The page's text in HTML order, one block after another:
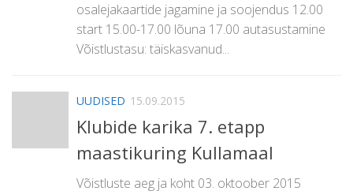
osalejakaartide jagamine ja soojendus 12.00
start 15.00-17.00 lõuna 17.00 autasustamine
Võistlustasu: täiskasvanud...
UUDISED 15.09.2015
Klubide karika 7. etapp
maastikuring Kullamaal
Võistluste aeg ja koht 03. oktoober 2015